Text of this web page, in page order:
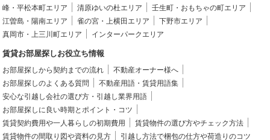
峰・平松本町エリア
清原ゆいの杜エリア
壬生町・おもちゃの町エリア
江曽島・陽南エリア
雀の宮・上横田エリア
下野市エリア
真岡市・上三川町エリア
インターパークエリア
賃貸お部屋探しお役立ち情報
お部屋探しから契約までの流れ
不動産オーナー様へ
お部屋探しのよくある質問
不動産用語・賃貸用語集
安心な引越し会社の選び方・引越し業界用語
お部屋探しに良い時期とポイント・コツ
賃貸契約費用や一人暮らしの初期費用
賃貸物件の選び方やチェック方法
賃貸物件の間取り図や資料の見方
引越し方法で梱包の仕方や荷造りのコツ